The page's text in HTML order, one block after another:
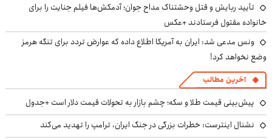
تأیید ربایش و قتل وحشتناک مداح جوان؛ آدمکش‌ها فیلم جنایت را برای
خانواده مقتول فرستادند +عکس
ونس مدعی شد: ایران به آمریکا اطلاع داده که عوارض تردد برای تنگه هرمز
وضع نخواهد کرد!
آخرین مطالب
پیش‌بینی قیمت طلا و سکه؛ چشم بازار به تحولات قیمت دلار است +جدول
نشنال اینترست: خطرات بزرگی در جنگ ایران، ترامپ را تهدید می‌کند